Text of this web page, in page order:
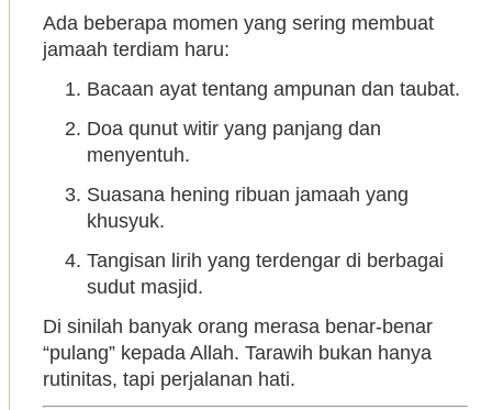
Ada beberapa momen yang sering membuat
jamaah terdiam haru:
Bacaan ayat tentang ampunan dan taubat.
Doa qunut witir yang panjang dan
menyentuh.
Suasana hening ribuan jamaah yang
khusyuk.
Tangisan lirih yang terdengar di berbagai
sudut masjid.
Di sinilah banyak orang merasa benar-benar
“pulang” kepada Allah. Tarawih bukan hanya
rutinitas, tapi perjalanan hati.